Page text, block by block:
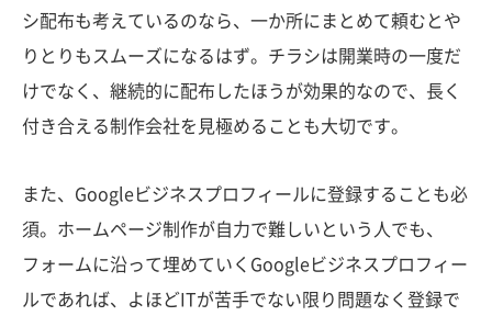
シ配布も考えているのなら、一か所にまとめて頼むとや
りとりもスムーズになるはず。チラシは開業時の一度だ
けでなく、継続的に配布したほうが効果的なので、長く
付き合える制作会社を見極めることも大切です。
また、Googleビジネスプロフィールに登録することも必
須。ホームページ制作が自力で難しいという人でも、
フォームに沿って埋めていくGoogleビジネスプロフィー
ルであれば、よほどITが苦手でない限り問題なく登録で